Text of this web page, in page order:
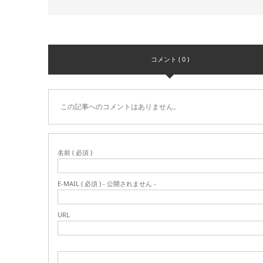
コメント ( 0 )
この記事へのコメントはありません。
名前 ( 必須 )
E-MAIL ( 必須 ) - 公開されません -
URL